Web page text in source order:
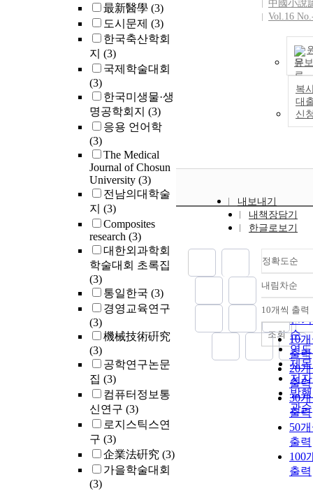
最新醫學 (3)
도시문제 (3)
한국축산학회
지 (3)
국제학술대회
(3)
한국미생물·생
명공학회지 (3)
응용 언어학
(3)
The Medical
Journal of Chosun
University (3)
전남의대학술
지 (3)
Composites
research (3)
대한외과학회
학술대회 초록집
(3)
통일한국 (3)
경영교육연구
(3)
機械技術硏究
(3)
공학연구논문
집 (3)
컴퓨터정보통
신연구 (3)
로지스틱스연
구 (3)
企業法硏究 (3)
가을학술대회
(3)
中國小說
Vol.16
문
복
대
신
내보내기
내책장담기
한글로보기
정확도순
정
순
인
순
연
제
저
발
관순
내림차순
내
10개씩 출력
10
출력
20
출력
30
출력
50
출력
100
출력
조회